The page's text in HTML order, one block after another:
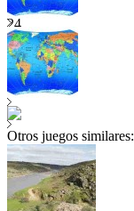
23
24
Otros juegos similares: